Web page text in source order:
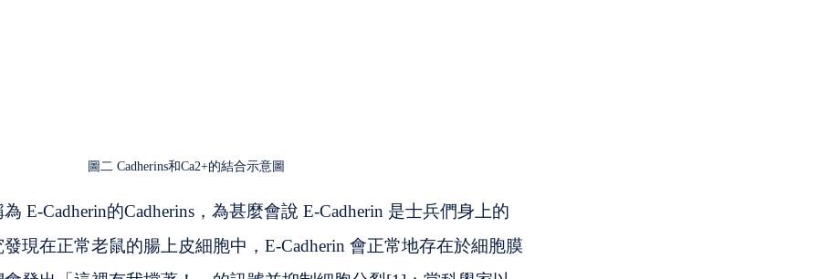
圖二 Cadherins和Ca2+的結合示意圖
Cadherin的Cadherins，為甚麼會說 E-Cadherin 是士兵們身上的
現在正常老鼠的腸上皮細胞中，E-Cadherin 會正常地存在於細胞膜